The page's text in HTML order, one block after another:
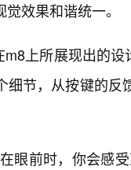
效果和谐统一。
m8上所展现出的
细节，从按键的
眼前时，你会感